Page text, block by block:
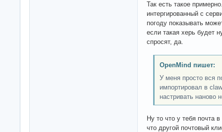
Так есть такое
интергированный с
погоду показывать
если такая херь будет
спросят, да.
OpenMind пишет:
У меня просто вся
импортировал в
настривать наново
Ну то что у тебя почта
что другой почтовый